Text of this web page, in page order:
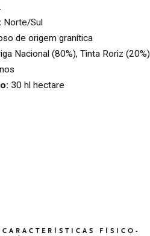
Norte/Sul
de origem granítica
Nacional (80%), Tinta Roriz (20%)
30 hl hectare
CARACTERÍSTICAS FÍSICO-